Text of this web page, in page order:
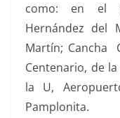
como: en el
Hernández del
Martín; Cancha
Centenario, de la
la U,
Pamplonita.